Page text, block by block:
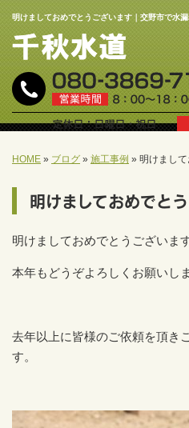
明けましておめでとうございます｜交野市で水
HOME » ブログ » 施工事例 » 明けまし
明けましておめでと
明けましておめでとうございます
本年もどうぞよろしくお願いし
去年以上に皆様のご依頼を頂き
す。